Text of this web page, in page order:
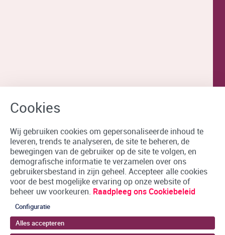
Wij gebruiken cookies om gepersonaliseerde inhoud te
leveren, trends te analyseren, de site te beheren, de
bewegingen van de gebruiker op de site te volgen, en
demografische informatie te verzamelen over ons
gebruikersbestand in zijn geheel. Accepteer alle cookies
voor de best mogelijke ervaring op onze website of
beheer uw voorkeuren. Raadpleeg ons Cookiebeleid
Configuratie
Alles accepteren